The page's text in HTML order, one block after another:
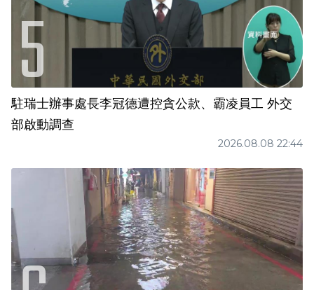
駐瑞士辦事處長李冠德遭控貪公款、霸凌員工 外交
部啟動調查
2026.08.08 22:44